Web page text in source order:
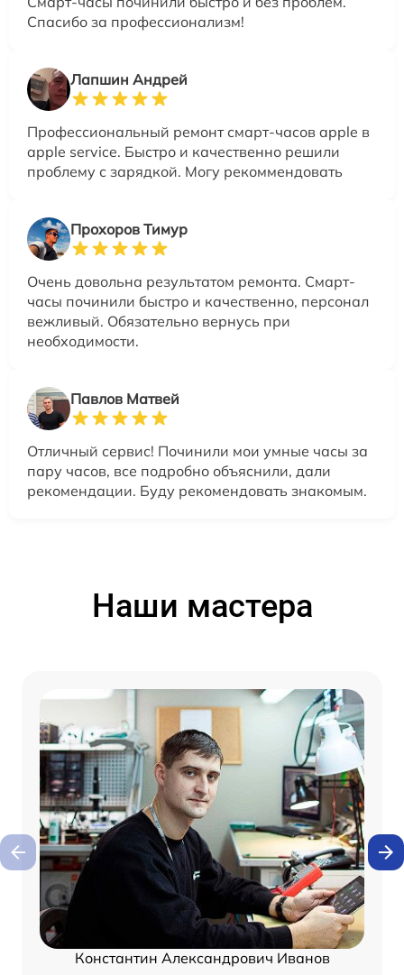
Спасибо за профессионализм!
Лапшин Андрей
Профессиональный ремонт смарт-часов apple в
apple service. Быстро и качественно решили
проблему с зарядкой. Могу рекоммендовать
Прохоров Тимур
Очень довольна результатом ремонта. Смарт-
часы починили быстро и качественно, персонал
вежливый. Обязательно вернусь при
необходимости.
Павлов Матвей
Отличный сервис! Починили мои умные часы за
пару часов, все подробно объяснили, дали
рекомендации. Буду рекомендовать знакомым.
Наши мастера
Константин Александрович Иванов